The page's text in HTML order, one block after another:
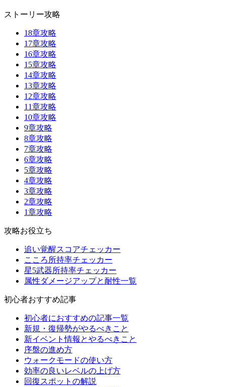
ストーリー攻略
18章攻略
17章攻略
16章攻略
15章攻略
14章攻略
13章攻略
12章攻略
11章攻略
10章攻略
9章攻略
8章攻略
7章攻略
6章攻略
5章攻略
4章攻略
3章攻略
2章攻略
1章攻略
攻略お役立ち
追い覚醒スコアチェッカー
こころ所持率チェッカー
星5武器所持率チェッカー
属性ダメージアップと耐性一覧
初心者おすすめ記事
初心者におすすめの記事一覧
新規・復帰勢がやるべきこと
新イベント情報とやるべきこと
序盤の進め方
ウォークモードの使い方
効率の良いレベルの上げ方
回復スポットの解説